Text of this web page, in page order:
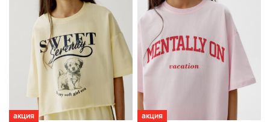
акция
акция